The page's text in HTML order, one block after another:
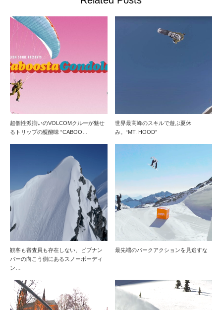
超個性派揃いのVOLCOMクルーが魅せ
るトリップの醍醐味 “CABOO…
世界最高峰のスキルで遊ぶ夏休
み。“MT. HOOD”
観客も審査員も存在しない、ビブナン
バーの向こう側にあるスノーボーディ
ン…
最先端のパークアクションを見逃すな